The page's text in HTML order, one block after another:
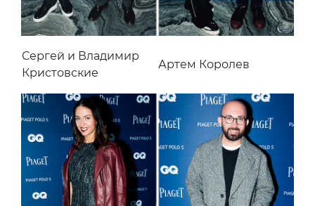
Сергей и Владимир
Кристовские
Артем Королев